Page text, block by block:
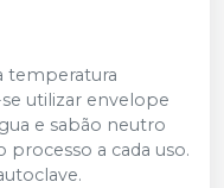
temperatura
utilizar envelope
e sabão neutro
processo a cada uso.